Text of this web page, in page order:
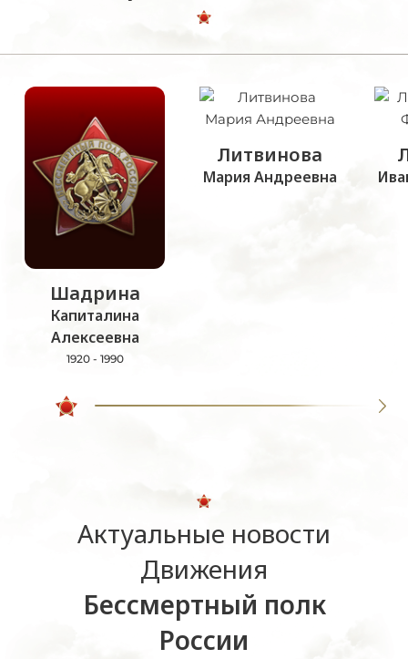
Шадрина
Капиталина
Алексеевна
1920 - 1990
Литвинова
Мария Андреевна
Актуальные новости
Движения
Бессмертный полк
России